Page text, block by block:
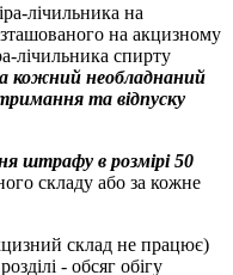
лічильника на
на акцизному
лічильника спирту
кожний необладнаний
та відпуску
штрафу в розмірі 50
складу або за кожне
склад не працює)
- обсяг обігу